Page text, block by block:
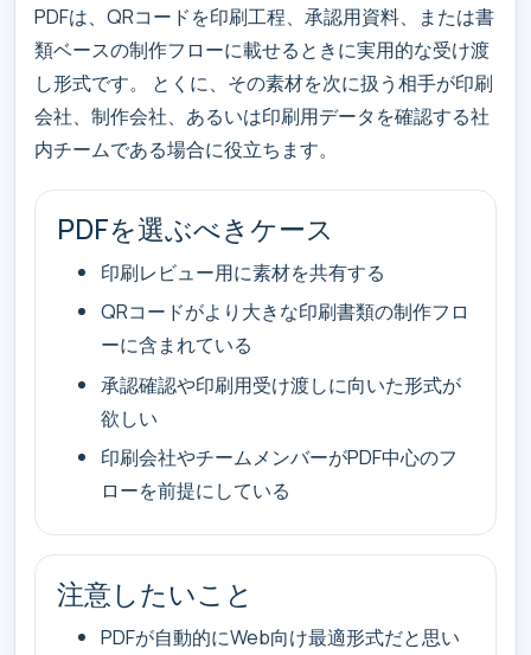
PDFは、QRコードを印刷工程、承認用資料、または書
類ベースの制作フローに載せるときに実用的な受け渡
し形式です。 とくに、その素材を次に扱う相手が印刷
会社、制作会社、あるいは印刷用データを確認する社
内チームである場合に役立ちます。
PDFを選ぶべきケース
印刷レビュー用に素材を共有する
QRコードがより大きな印刷書類の制作フロ
ーに含まれている
承認確認や印刷用受け渡しに向いた形式が
欲しい
印刷会社やチームメンバーがPDF中心のフ
ローを前提にしている
注意したいこと
PDFが自動的にWeb向け最適形式だと思い